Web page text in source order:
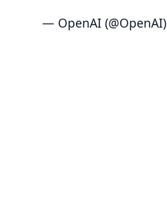
— OpenAI (@OpenAI)